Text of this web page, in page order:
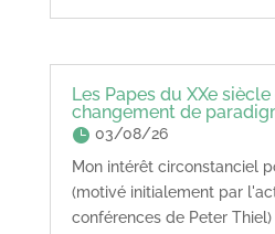
Les Papes du XXe
changement de
03/08/26
Mon intérêt circonstanciel
(motivé initialement par
conférences de Peter